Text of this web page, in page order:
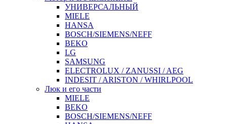
УНИВЕРСАЛЬНЫЙ
MIELE
HANSA
BOSCH/SIEMENS/NEFF
BEKO
LG
SAMSUNG
ELECTROLUX / ZANUSSI / AEG
INDESIT / ARISTON / WHIRLPOOL
Люк и его части
MIELE
BEKO
BOSCH/SIEMENS/NEFF